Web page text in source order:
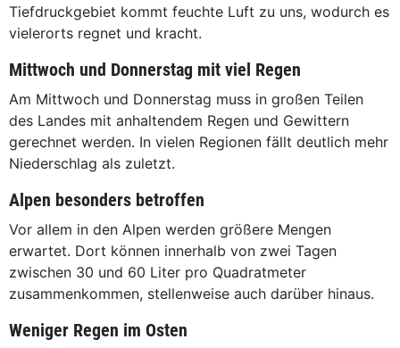
Tiefdruckgebiet kommt feuchte Luft zu uns, wodurch es
vielerorts regnet und kracht.
Mittwoch und Donnerstag mit viel Regen
Am Mittwoch und Donnerstag muss in großen Teilen
des Landes mit anhaltendem Regen und Gewittern
gerechnet werden. In vielen Regionen fällt deutlich mehr
Niederschlag als zuletzt.
Alpen besonders betroffen
Vor allem in den Alpen werden größere Mengen
erwartet. Dort können innerhalb von zwei Tagen
zwischen 30 und 60 Liter pro Quadratmeter
zusammenkommen, stellenweise auch darüber hinaus.
Weniger Regen im Osten